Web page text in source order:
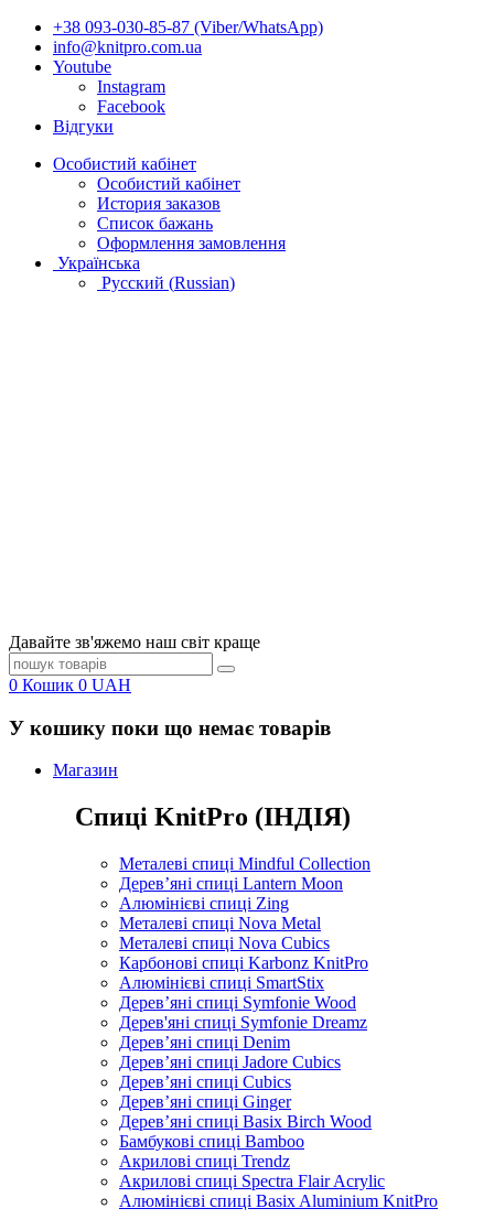
+38 093-030-85-87 (Viber/WhatsApp)
info@knitpro.com.ua
Youtube
Instagram
Facebook
Відгуки
Особистий кабінет
Особистий кабінет
История заказов
Список бажань
Оформлення замовлення
Українська
Русский (Russian)
Давайте зв'яжемо наш світ краще
0 Кошик 0 UAH
У кошику поки що немає товарів
Магазин
Спиці KnitPro (ІНДІЯ)
Металеві спиці Mindful Collection
Дерев’яні спиці Lantern Moon
Алюмінієві спиці Zing
Металеві спиці Nova Metal
Металеві спиці Nova Cubics
Карбонові спиці Karbonz KnitPro
Алюмінієві спиці SmartStix
Дерев’яні спиці Symfonie Wood
Дерев'яні спиці Symfonie Dreamz
Дерев’яні спиці Denim
Дерев’яні спиці Jadore Cubics
Дерев’яні спиці Cubics
Дерев’яні спиці Ginger
Дерев’яні спиці Basix Birch Wood
Бамбукові спиці Bamboo
Акрилові спиці Trendz
Акрилові спиці Spectra Flair Acrylic
Алюмінієві спиці Basix Aluminium KnitPro